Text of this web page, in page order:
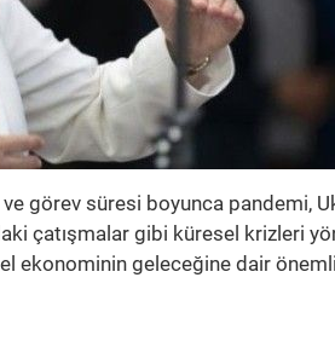
ve görev süresi boyunca pandemi,
çatışmalar gibi küresel krizleri
ekonominin geleceğine dair önemli